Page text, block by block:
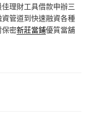
理財工具借款申辦三
資管道到快速融資各種
密新莊當鋪優質當舖